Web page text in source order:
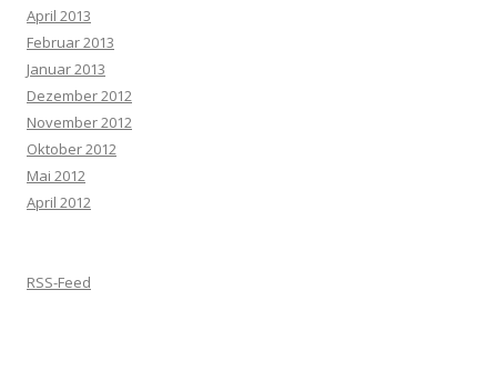
April 2013
Februar 2013
Januar 2013
Dezember 2012
November 2012
Oktober 2012
Mai 2012
April 2012
RSS-Feed